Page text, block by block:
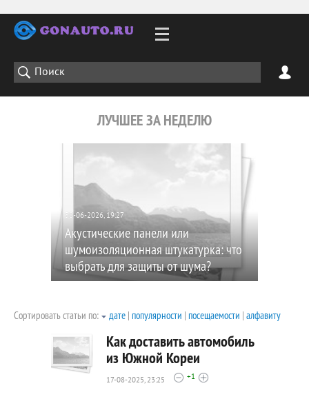
ЛУЧШЕЕ ЗА НЕДЕЛЮ
30-06-2026, 19:27
Акустические панели или
шумоизоляционная штукатурка: что
выбрать для защиты от шума?
Сортировать статьи по: дате | популярности | посещаемости | алфавиту
Как доставить автомобиль
из Южной Кореи
17-08-2025, 23:25 +1